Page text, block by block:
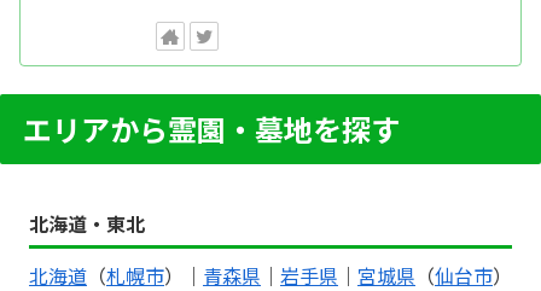
エリアから霊園・墓地を探す
北海道・東北
北海道 （札幌市）｜ 青森県 ｜ 岩手県 ｜ 宮城県 （仙台市）